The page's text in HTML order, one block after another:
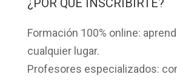
¿POR QUÉ INSCRIBIRTE?
Formación 100% online:
cualquier lugar.
Profesores especializados: